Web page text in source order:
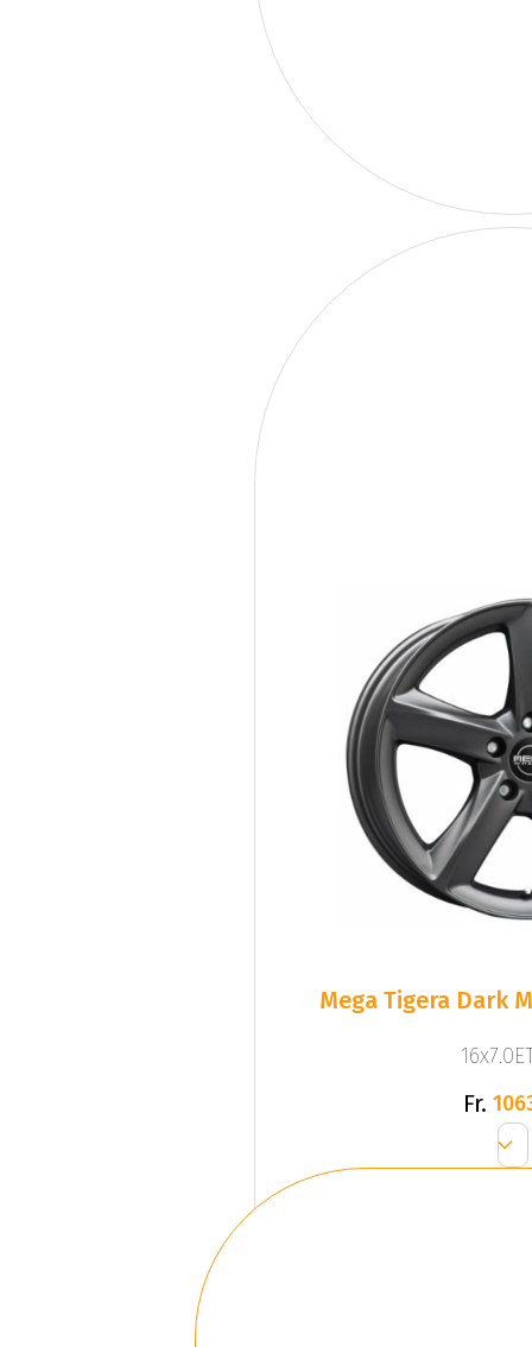
Mega Tigera Dark
Fr.